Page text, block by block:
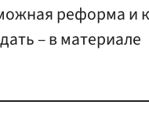
реформа и
– в материале